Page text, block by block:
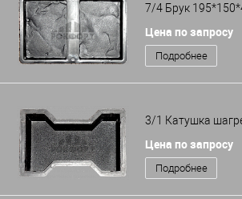
7/4 Брук
Цена по запросу
Подробнее
3/1 Катушка
Цена по запросу
Подробнее